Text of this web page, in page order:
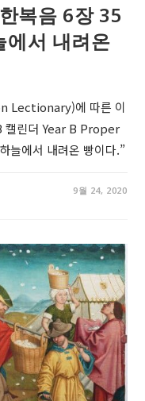
복음 6장 35
에서 내려온
Lectionary)에 따른 이
캘린더 Year B Proper
늘에서 내려온 빵이다.”
9월 24, 2020